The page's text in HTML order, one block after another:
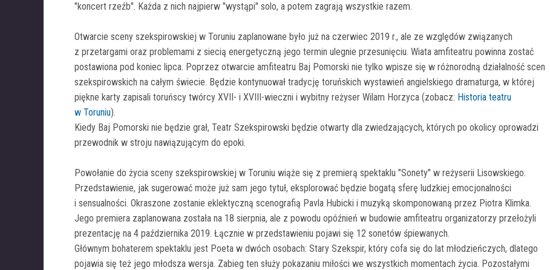
"koncert rzeźb". Każda z nich najpierw "wystąpi" solo, a potem zagrają wszystkie razem.
Otwarcie sceny szekspirowskiej w Toruniu zaplanowane było już na czerwiec 2019 r., ale ze względów związanych
z przetargami oraz problemami z siecią energetyczną jego termin ulegnie przesunięciu. Wiata amfiteatru powinna zostać
postawiona pod koniec lipca. Poprzez otwarcie amfiteatru Baj Pomorski nie tylko wpisze się w różnorodną działalność scen
szekspirowskich na całym świecie. Będzie kontynuował tradycję toruńskich wystawień angielskiego dramaturga, w której
piękne karty zapisali toruńscy twórcy XVII- i XVIII-wieczni i wybitny reżyser Wilam Horzyca (zobacz: Historia teatru
w Toruniu).
Kiedy Baj Pomorski nie będzie grał, Teatr Szekspirowski będzie otwarty dla zwiedzających, których po okolicy oprowadzi
przewodnik w stroju nawiązującym do epoki.
Powołanie do życia sceny szekspirowskiej w Toruniu wiąże się z premierą spektaklu "Sonety" w reżyserii Lisowskiego.
Przedstawienie, jak sugerować może już sam jego tytuł, eksplorować będzie bogatą sferę ludzkiej emocjonalności
i sensualności. Okraszone zostanie eklektyczną scenografią Pavla Hubicki i muzyką skomponowaną przez Piotra Klimka.
Jego premiera zaplanowana została na 18 sierpnia, ale z powodu opóźnień w budowie amfiteatru organizatorzy przełożyli
prezentację na 4 października 2019. Łącznie w przedstawieniu pojawi się 12 sonetów śpiewanych.
Głównym bohaterem spektaklu jest Poeta w dwóch osobach: Stary Szekspir, który cofa się do lat młodzieńczych, dlatego
pojawia się też jego młodsza wersja. Zabieg ten służy pokazaniu miłości we wszystkich momentach życia. Pozostałymi